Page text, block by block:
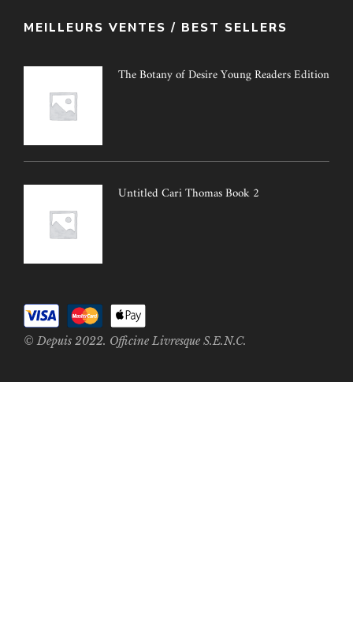
MEILLEURS VENTES / BEST SELLERS
The Botany of Desire Young Readers Edition
Untitled Cari Thomas Book 2
© Depuis 2022. Officine Livresque S.E.N.C.